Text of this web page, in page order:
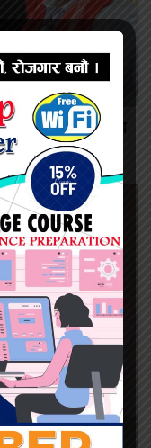
हिन्दू परिषद्ले अघि